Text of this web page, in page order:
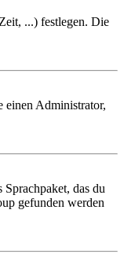
...) festlegen. Die
einen Administrator,
das du
gefunden werden